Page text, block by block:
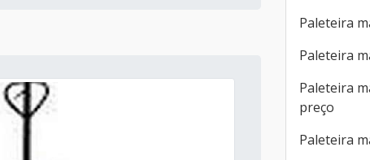
Paleteira
Paleteira
Paleteira
preço
Paleteira